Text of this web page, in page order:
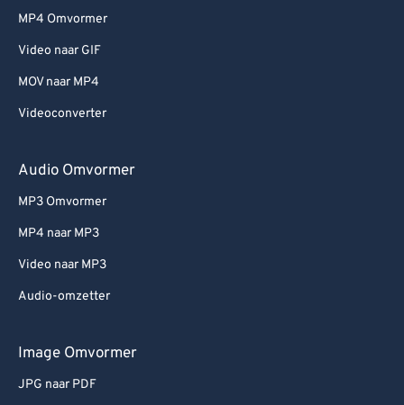
MP4 Omvormer
Video naar GIF
MOV naar MP4
Videoconverter
Audio Omvormer
MP3 Omvormer
MP4 naar MP3
Video naar MP3
Audio-omzetter
Image Omvormer
JPG naar PDF